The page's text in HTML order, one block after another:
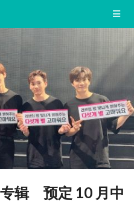
辑 预定 10 月中